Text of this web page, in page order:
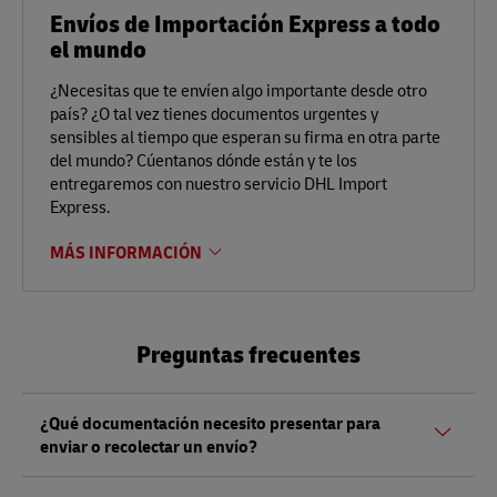
Envíos de Importación Express a todo
el mundo
¿Necesitas que te envíen algo importante desde otro
país? ¿O tal vez tienes documentos urgentes y
sensibles al tiempo que esperan su firma en otra parte
del mundo? Cúentanos dónde están y te los
entregaremos con nuestro servicio DHL Import
Express.
MÁS INFORMACIÓN
Preguntas frecuentes
¿Qué documentación necesito presentar para
enviar o recolectar un envío?